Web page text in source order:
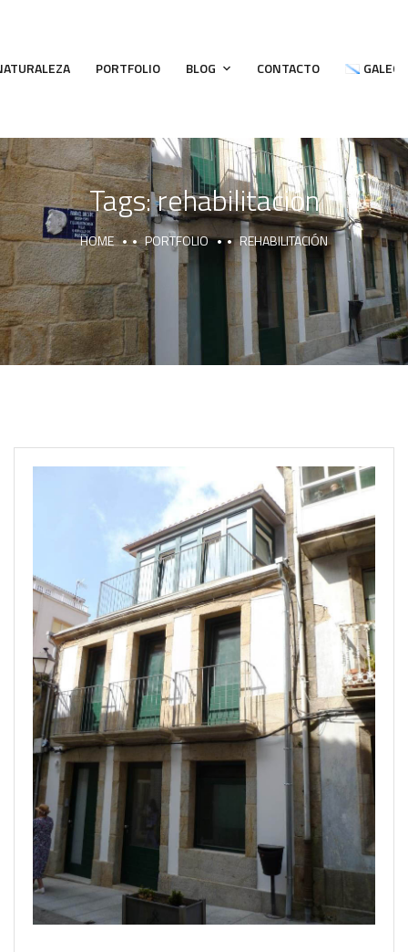
PORTFOLIO BLOG CONTACTO GALEGO
Tags:rehabilitación
HOME PORTFOLIO REHABILITACIÓN